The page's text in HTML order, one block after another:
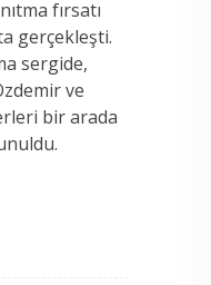
fırsatı
gerçekleşti.
sergide,
ve
bir arada